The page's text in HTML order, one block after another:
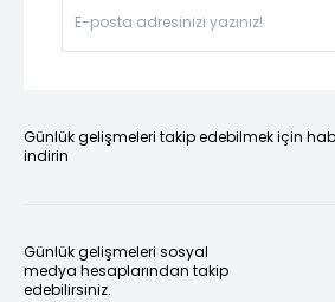
Günlük gelişmeleri takip edebilmek için
indirin
Günlük gelişmeleri sosyal
medya hesaplarından takip
edebilirsiniz.